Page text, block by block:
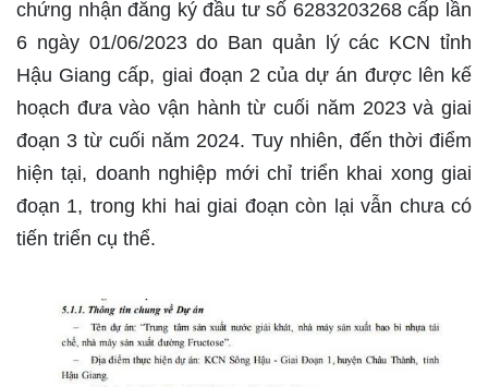
chứng nhận đăng ký đầu tư số 6283203268 cấp lần
6 ngày 01/06/2023 do Ban quản lý các KCN tỉnh
Hậu Giang cấp, giai đoạn 2 của dự án được lên kế
hoạch đưa vào vận hành từ cuối năm 2023 và giai
đoạn 3 từ cuối năm 2024. Tuy nhiên, đến thời điểm
hiện tại, doanh nghiệp mới chỉ triển khai xong giai
đoạn 1, trong khi hai giai đoạn còn lại vẫn chưa có
tiến triển cụ thể.